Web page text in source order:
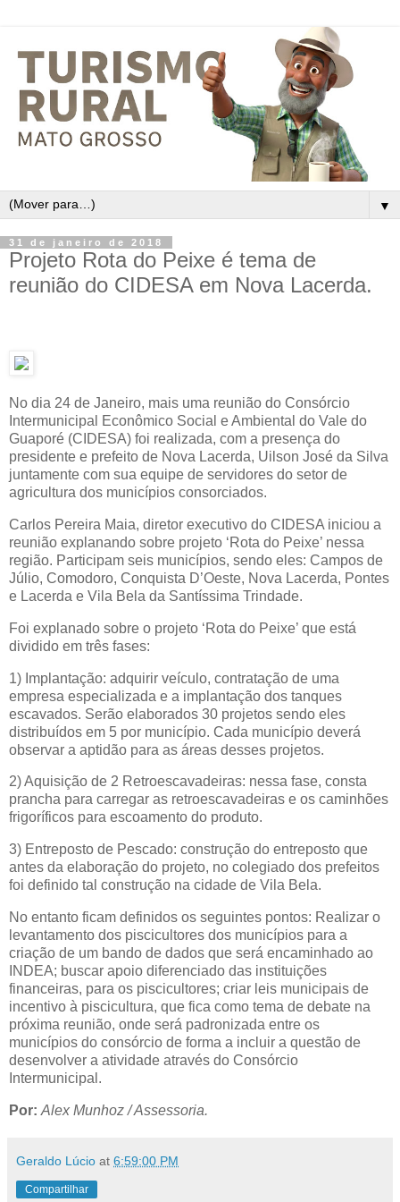
▼
31 de janeiro de 2018
Projeto Rota do Peixe é tema de
reunião do CIDESA em Nova Lacerda.
No dia 24 de Janeiro, mais uma reunião do Consórcio
Intermunicipal Econômico Social e Ambiental do Vale do
Guaporé (CIDESA) foi realizada, com a presença do
presidente e prefeito de Nova Lacerda, Uilson José da Silva
juntamente com sua equipe de servidores do setor de
agricultura dos municípios consorciados.
Carlos Pereira Maia, diretor executivo do CIDESA iniciou a
reunião explanando sobre projeto ‘Rota do Peixe’ nessa
região. Participam seis municípios, sendo eles: Campos de
Júlio, Comodoro, Conquista D’Oeste, Nova Lacerda, Pontes
e Lacerda e Vila Bela da Santíssima Trindade.
Foi explanado sobre o projeto ‘Rota do Peixe’ que está
dividido em três fases:
1) Implantação: adquirir veículo, contratação de uma
empresa especializada e a implantação dos tanques
escavados. Serão elaborados 30 projetos sendo eles
distribuídos em 5 por município. Cada município deverá
observar a aptidão para as áreas desses projetos.
2) Aquisição de 2 Retroescavadeiras: nessa fase, consta
prancha para carregar as retroescavadeiras e os caminhões
frigoríficos para escoamento do produto.
3) Entreposto de Pescado: construção do entreposto que
antes da elaboração do projeto, no colegiado dos prefeitos
foi definido tal construção na cidade de Vila Bela.
No entanto ficam definidos os seguintes pontos: Realizar o
levantamento dos piscicultores dos municípios para a
criação de um bando de dados que será encaminhado ao
INDEA; buscar apoio diferenciado das instituições
financeiras, para os piscicultores; criar leis municipais de
incentivo à piscicultura, que fica como tema de debate na
próxima reunião, onde será padronizada entre os
municípios do consórcio de forma a incluir a questão de
desenvolver a atividade através do Consórcio
Intermunicipal.
Por: Alex Munhoz / Assessoria.
Geraldo Lúcio at 6:59:00 PM
Compartilhar